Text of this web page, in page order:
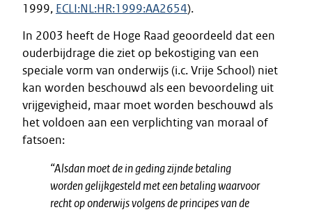
1999, ECLI:NL:HR:1999:AA2654).
In 2003 heeft de Hoge Raad geoordeeld dat een
ouderbijdrage die ziet op bekostiging van een
speciale vorm van onderwijs (i.c. Vrije School) niet
kan worden beschouwd als een bevoordeling uit
vrijgevigheid, maar moet worden beschouwd als
het voldoen aan een verplichting van moraal of
fatsoen:
“Alsdan moet de in geding zijnde betaling
worden gelijkgesteld met een betaling waarvoor
recht op onderwijs volgens de principes van de